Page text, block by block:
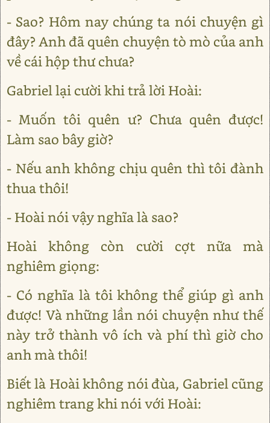
- Sao? Hôm nay chúng ta nói chuyện gì
đây? Anh đã quên chuyện tò mò của anh
về cái hộp thư chưa?
Gabriel lại cười khi trả lời Hoài:
- Muốn tôi quên ư? Chưa quên được!
Làm sao bây giờ?
- Nếu anh không chịu quên thì tôi đành
thua thôi!
- Hoài nói vậy nghĩa là sao?
Hoài không còn cười cợt nữa mà
nghiêm giọng:
- Có nghĩa là tôi không thể giúp gì anh
được! Và những lần nói chuyện như thế
này trở thành vô ích và phí thì giờ cho
anh mà thôi!
Biết là Hoài không nói đùa, Gabriel cũng
nghiêm trang khi nói với Hoài: